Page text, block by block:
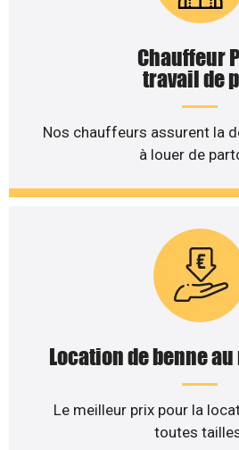
Chauffeur
travail de
Nos chauffeurs assurent la
à louer de
Location de benne
Le meilleur prix pour la
toutes